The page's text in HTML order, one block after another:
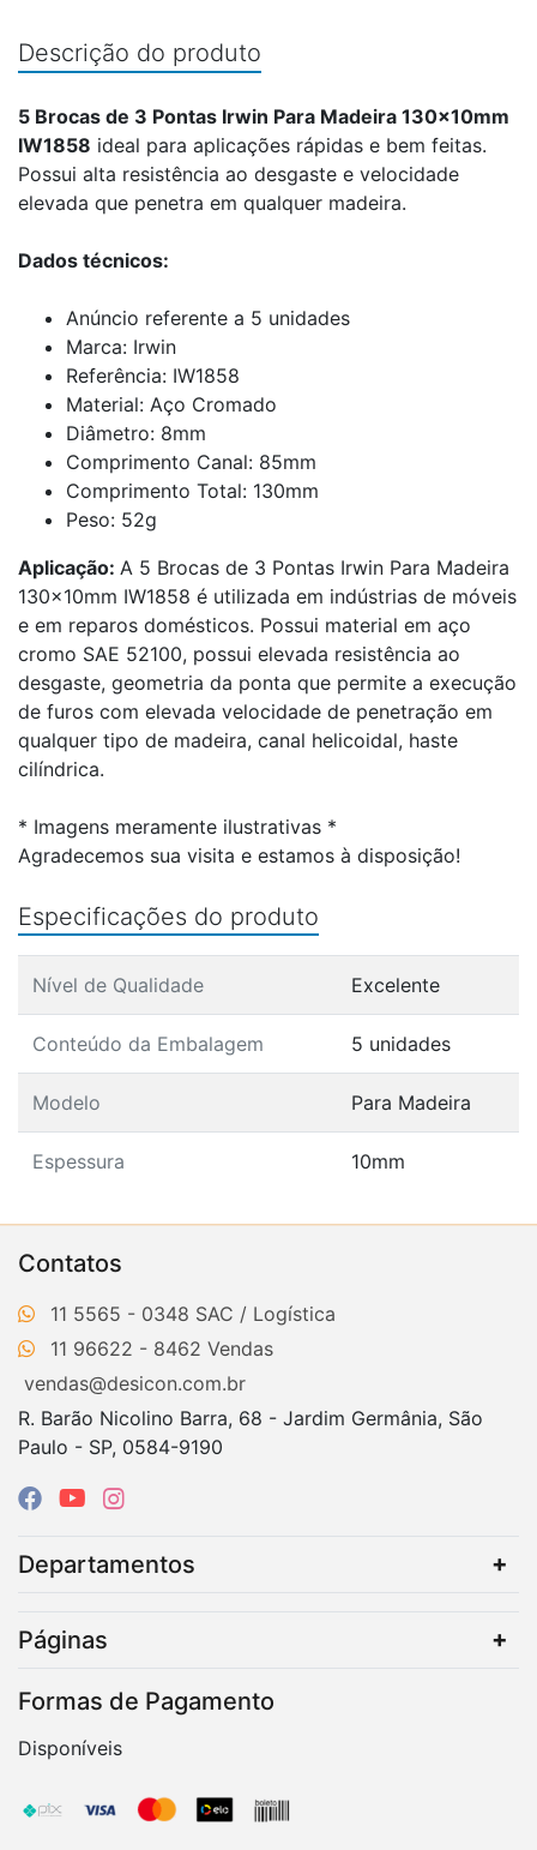
Descrição do produto
5 Brocas de 3 Pontas Irwin Para Madeira 130x10mm
IW1858 ideal para aplicações rápidas e bem feitas.
Possui alta resistência ao desgaste e velocidade
elevada que penetra em qualquer madeira.
Dados técnicos:
Anúncio referente a 5 unidades
Marca: Irwin
Referência: IW1858
Material: Aço Cromado
Diâmetro: 8mm
Comprimento Canal: 85mm
Comprimento Total: 130mm
Peso: 52g
Aplicação: A 5 Brocas de 3 Pontas Irwin Para Madeira
130x10mm IW1858 é utilizada em indústrias de móveis
e em reparos domésticos. Possui material em aço
cromo SAE 52100, possui elevada resistência ao
desgaste, geometria da ponta que permite a execução
de furos com elevada velocidade de penetração em
qualquer tipo de madeira, canal helicoidal, haste
cilíndrica.
* Imagens meramente ilustrativas *
Agradecemos sua visita e estamos à disposição!
Especificações do produto
Nível de Qualidade Excelente
Conteúdo da Embalagem 5 unidades
Modelo Para Madeira
Espessura 10mm
Contatos
11 5565 - 0348
11 96622 - 8462
vendas@desicon.com.br
R. Barão Nicolino Barra, 68 - Jardim Germânia, São
Paulo - SP, 0584-9190
Departamentos
Páginas
Formas de Pagamento
Disponíveis